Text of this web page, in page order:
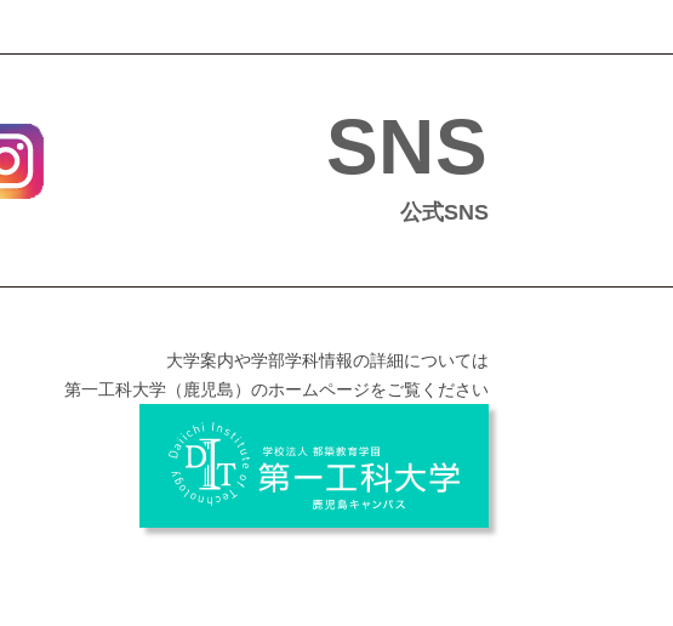
SNS
公式SNS
大学案内や学部学科情報の詳細については
第一工科大学（鹿児島）のホームページをご覧ください